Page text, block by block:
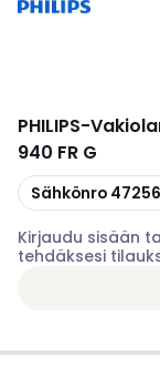
PHILIPS-
940 FR G
Kopioi
Sähkönro
Kirjaudu sisään
tehdäksesi